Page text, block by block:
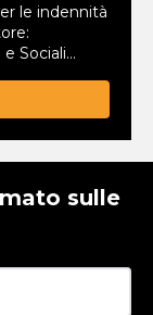
le indennità
Sociali
sport, la
servizi a
Questa
Per questo,
dal
subito
una volta,
no profit,
sulle